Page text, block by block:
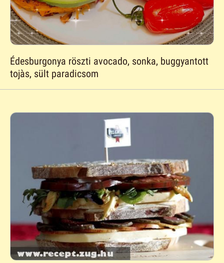
Édesburgonya röszti avocado, sonka, buggyantott
tojàs, sült paradicsom